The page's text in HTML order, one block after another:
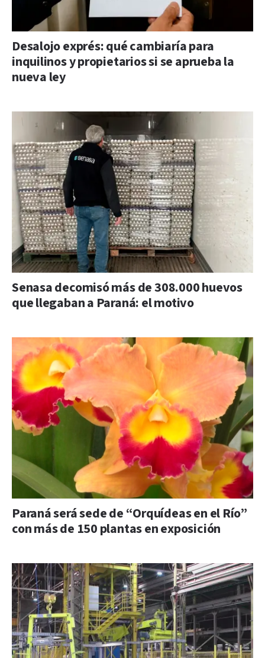
Desalojo exprés: qué cambiaría para
inquilinos y propietarios si se aprueba la
nueva ley
Senasa decomisó más de 308.000 huevos
que llegaban a Paraná: el motivo
Paraná será sede de “Orquídeas en el Río”
con más de 150 plantas en exposición